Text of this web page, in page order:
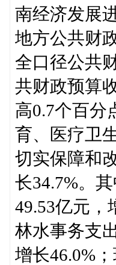
南经济发展
地方公共财
全口径公共
共财政预算
高0.7个百分
育、医疗卫
切实保障和
长34.7%。
49.53亿元，
林水事务支
增长46.0%